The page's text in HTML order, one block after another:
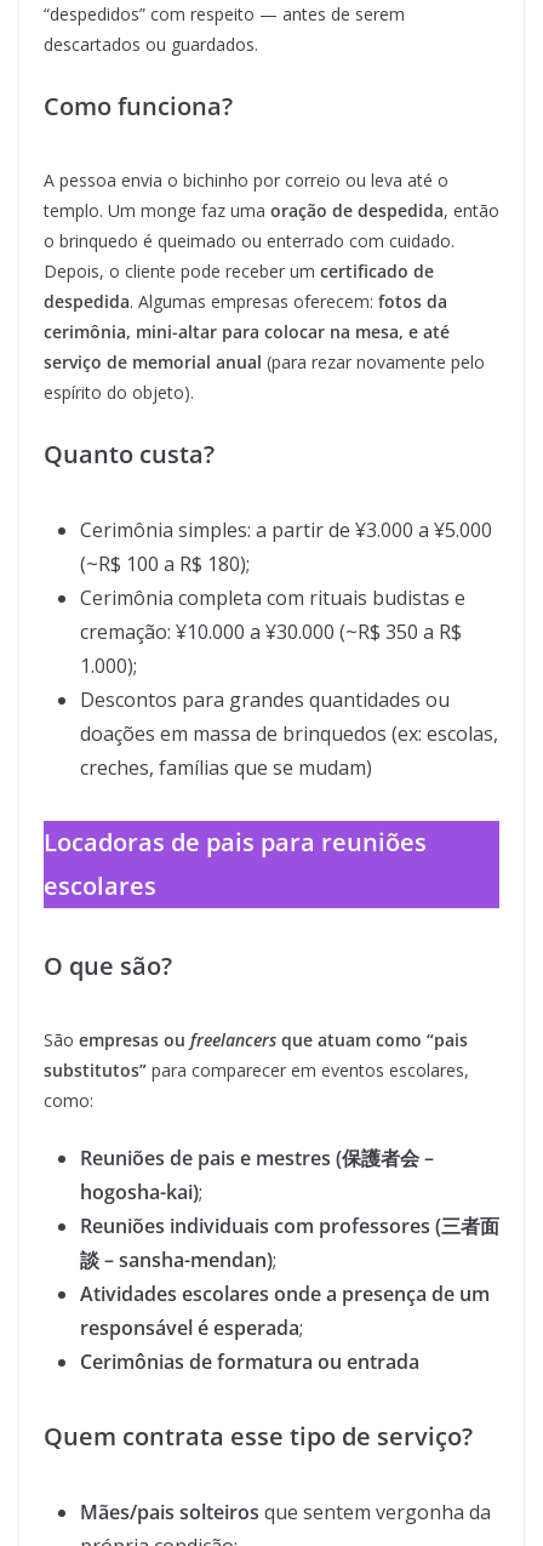
“despedidos” com respeito — antes de serem
descartados ou guardados.
Como funciona?
A pessoa envia o bichinho por correio ou leva até o
templo. Um monge faz uma oração de despedida, então
o brinquedo é queimado ou enterrado com cuidado.
Depois, o cliente pode receber um certificado de
despedida. Algumas empresas oferecem: fotos da
cerimônia, mini-altar para colocar na mesa, e até
serviço de memorial anual (para rezar novamente pelo
espírito do objeto).
Quanto custa?
Cerimônia simples: a partir de ¥3.000 a ¥5.000
(~R$ 100 a R$ 180);
Cerimônia completa com rituais budistas e
cremação: ¥10.000 a ¥30.000 (~R$ 350 a R$
1.000);
Descontos para grandes quantidades ou
doações em massa de brinquedos (ex: escolas,
creches, famílias que se mudam)
Locadoras de pais para reuniões
escolares
O que são?
São empresas ou freelancers que atuam como “pais
substitutos” para comparecer em eventos escolares,
como:
Reuniões de pais e mestres (保護者会 –
hogosha-kai);
Reuniões individuais com professores (三者面
談 – sansha-mendan);
Atividades escolares onde a presença de um
responsável é esperada;
Cerimônias de formatura ou entrada
Quem contrata esse tipo de serviço?
Mães/pais solteiros que sentem vergonha da